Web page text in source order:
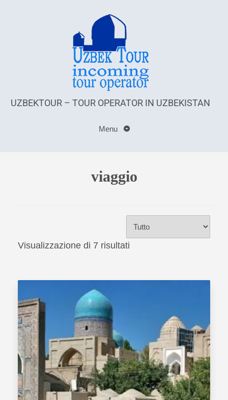
UZBEKTOUR – TOUR OPERATOR IN UZBEKISTAN
Menu
viaggio
Visualizzazione di 7 risultati